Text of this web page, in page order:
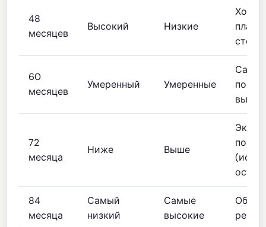
48
месяцев
Высокий Низкие
60
месяцев
Умеренный Умеренные
выбор
72
месяца
Ниже Выше
84
месяца
Самый
низкий
Самые
высокие